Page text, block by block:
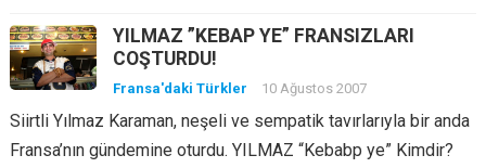
YILMAZ ”KEBAP YE” FRANSIZLARI
COŞTURDU!
Fransa'daki Türkler 10 Ağustos 2007
Siirtli Yılmaz Karaman, neşeli ve sempatik tavırlarıyla bir anda
Fransa’nın gündemine oturdu. YILMAZ “Kebabp ye” Kimdir?